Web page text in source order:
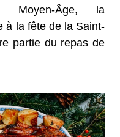
Moyen-Âge, la
à la fête de la Saint-
partie du repas de